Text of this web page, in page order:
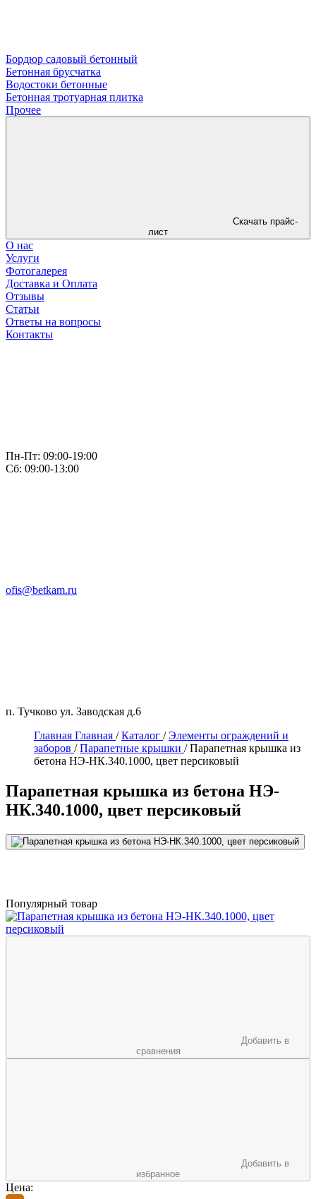
Бордюр садовый бетонный
Бетонная брусчатка
Водостоки бетонные
Бетонная тротуарная плитка
Прочее
Скачать прайс-
лист
О нас
Услуги
Фотогалерея
Доставка и Оплата
Отзывы
Статьи
Ответы на вопросы
Контакты
Пн-Пт: 09:00-19:00
Сб: 09:00-13:00
ofis@betkam.ru
п. Тучково ул. Заводская д.6
Главная Главная / Каталог / Элементы ограждений и
заборов / Парапетные крышки / Парапетная крышка из
бетона НЭ-НК.340.1000, цвет персиковый
Парапетная крышка из бетона НЭ-
НК.340.1000, цвет персиковый
Популярный товар
Добавить в
сравнения
Добавить в
избранное
Цена: